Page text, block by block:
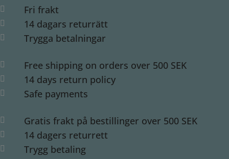
 Fri frakt
 14 dagars returrätt
 Trygga betalningar
 Free shipping on orders over 500 SEK
 14 days return policy
 Safe payments
 Gratis frakt på bestillinger over 500 SEK
 14 dagers returrett
 Trygg betaling